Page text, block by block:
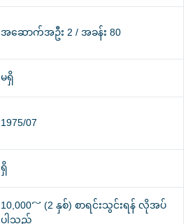
အဆောက်အဦး 2 / အခန်း 80
မရှိ
1975/07
ရှိ
10,000～ (2 နှစ်) စာရင်းသွင်းရန် လိုအပ်